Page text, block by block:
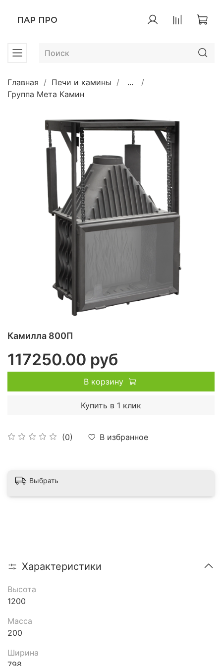
ПАР ПРО
Главная Печи и камины
...
Группа Мета Камин
Камилла 800П
(0) В избранное
117250.00 руб
В корзину
Купить в 1 клик
Выбрать
Характеристики
Высота
1200
Масса
200
Ширина